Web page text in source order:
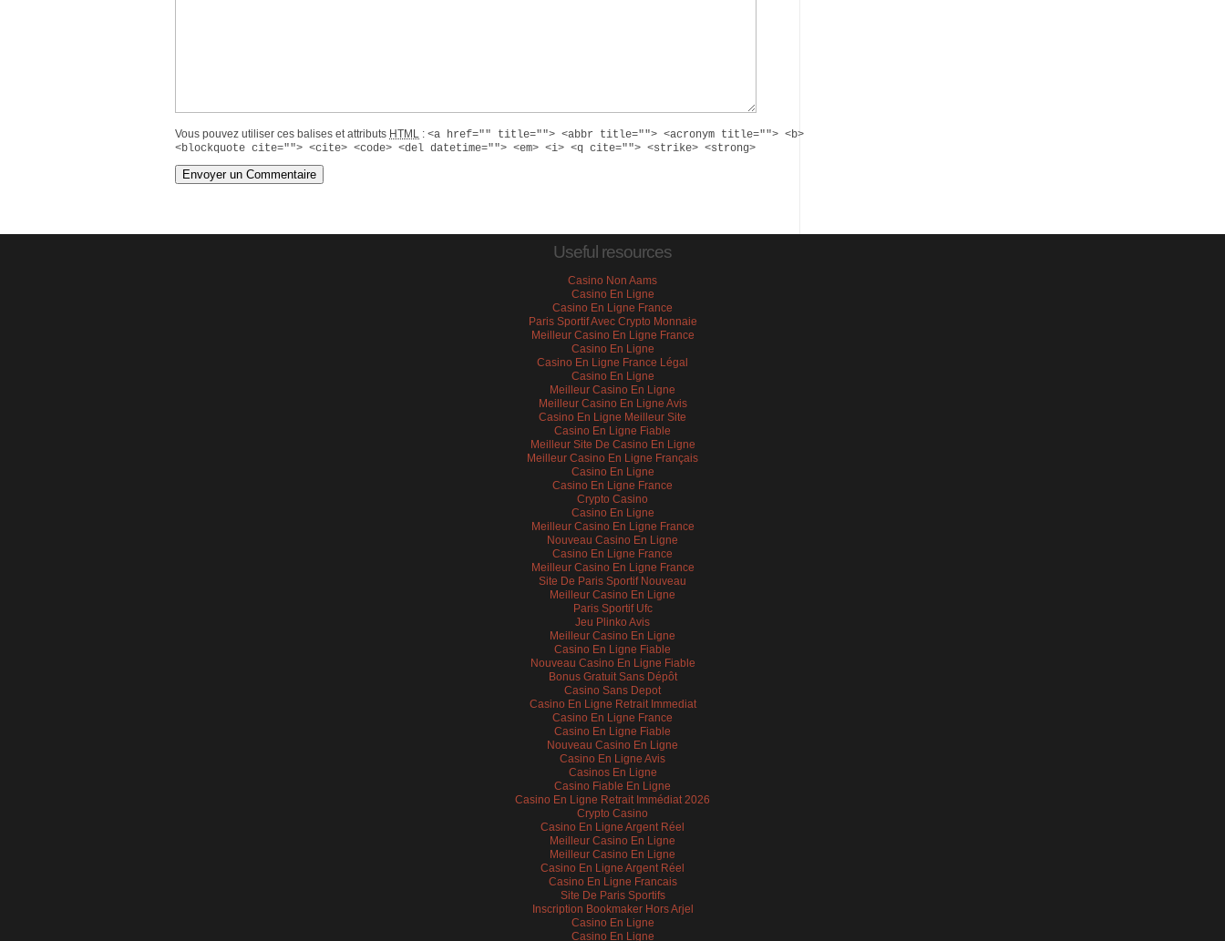
Vous pouvez utiliser ces balises et attributs HTML : <a href="" title=""> <abbr title=""> <acronym title=""> <b>
<blockquote cite=""> <cite> <code> <del datetime=""> <em> <i> <q cite=""> <strike> <strong>
Useful resources
Casino Non Aams
Casino En Ligne
Casino En Ligne France
Paris Sportif Avec Crypto Monnaie
Meilleur Casino En Ligne France
Casino En Ligne
Casino En Ligne France Légal
Casino En Ligne
Meilleur Casino En Ligne
Meilleur Casino En Ligne Avis
Casino En Ligne Meilleur Site
Casino En Ligne Fiable
Meilleur Site De Casino En Ligne
Meilleur Casino En Ligne Français
Casino En Ligne
Casino En Ligne France
Crypto Casino
Casino En Ligne
Meilleur Casino En Ligne France
Nouveau Casino En Ligne
Casino En Ligne France
Meilleur Casino En Ligne France
Site De Paris Sportif Nouveau
Meilleur Casino En Ligne
Paris Sportif Ufc
Jeu Plinko Avis
Meilleur Casino En Ligne
Casino En Ligne Fiable
Nouveau Casino En Ligne Fiable
Bonus Gratuit Sans Dépôt
Casino Sans Depot
Casino En Ligne Retrait Immediat
Casino En Ligne France
Casino En Ligne Fiable
Nouveau Casino En Ligne
Casino En Ligne Avis
Casinos En Ligne
Casino Fiable En Ligne
Casino En Ligne Retrait Immédiat 2026
Crypto Casino
Casino En Ligne Argent Réel
Meilleur Casino En Ligne
Meilleur Casino En Ligne
Casino En Ligne Argent Réel
Casino En Ligne Francais
Site De Paris Sportifs
Inscription Bookmaker Hors Arjel
Casino En Ligne
Casino En Ligne